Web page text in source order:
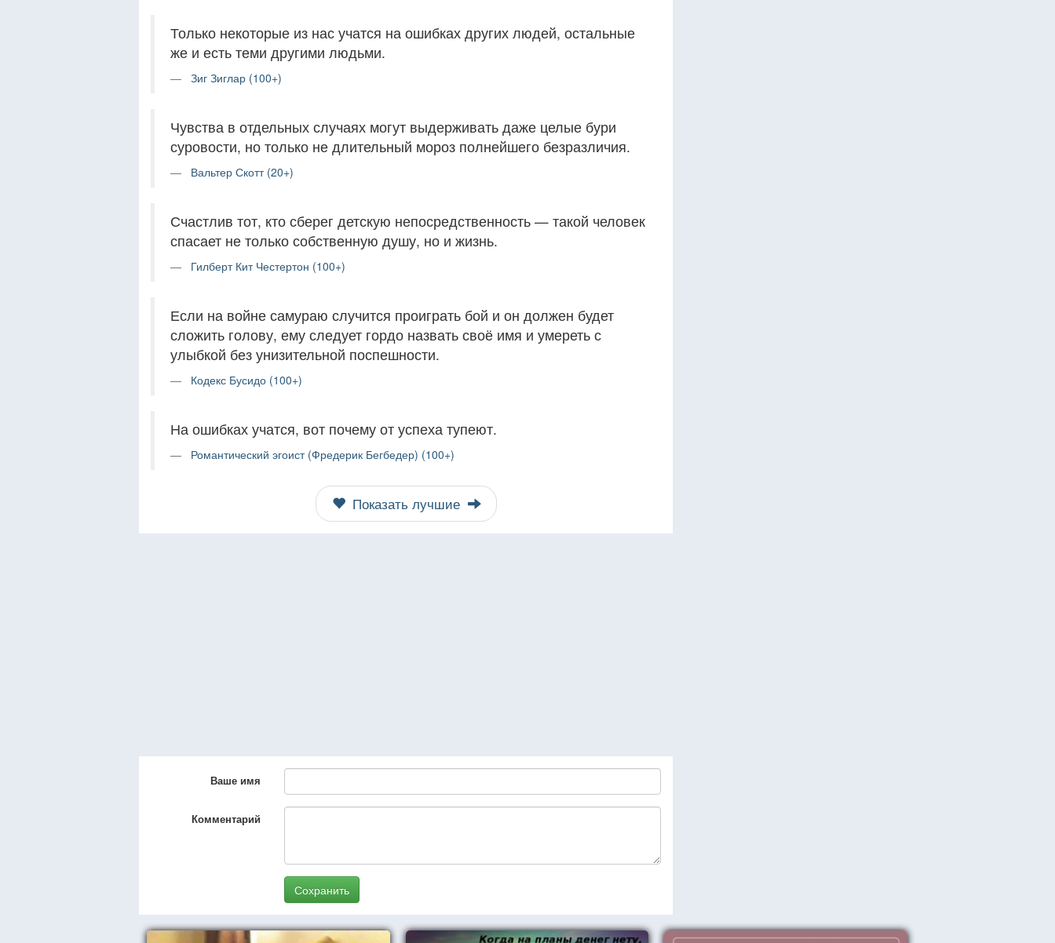
Только некоторые из нас учатся на ошибках других людей, остальные
же и есть теми другими людьми.
Зиг Зиглар (100+)
Чувства в отдельных случаях могут выдерживать даже целые бури
суровости, но только не длительный мороз полнейшего безразличия.
Вальтер Скотт (20+)
Счастлив тот, кто сберег детскую непосредственность — такой человек
спасает не только собственную душу, но и жизнь.
Гилберт Кит Честертон (100+)
Если на войне самураю случится проиграть бой и он должен будет
сложить голову, ему следует гордо назвать своё имя и умереть с
улыбкой без унизительной поспешности.
Кодекс Бусидо (100+)
На ошибках учатся, вот почему от успеха тупеют.
Романтический эгоист (Фредерик Бегбедер) (100+)
Показать лучшие
Ваше имя
Комментарий
Сохранить